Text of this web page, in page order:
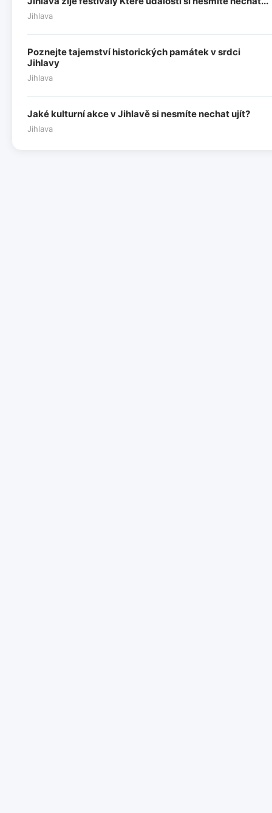
Jihlava
Poznejte tajemství historických památek v srdci
Jihlavy
Jihlava
Jaké kulturní akce v Jihlavě si nesmíte nechat ujít?
Jihlava